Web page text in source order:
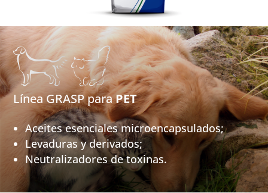
Línea GRASP paraPET
Aceites esenciales microencapsulados;
Levaduras y derivados;
Neutralizadores de toxinas.